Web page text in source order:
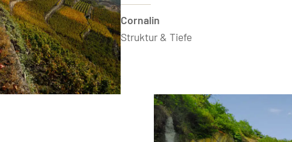
Cornalin
Struktur & Tiefe